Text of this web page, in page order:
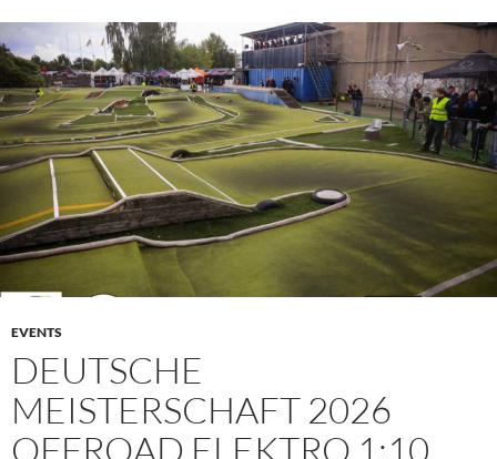
EVENTS
DEUTSCHE
MEISTERSCHAFT 2026
OFFROAD ELEKTRO 1:10